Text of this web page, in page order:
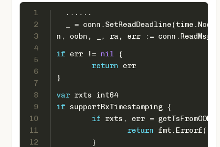
1
2
3
4
5
6
7
8
9
10
11
12
  ......
_ =
n, oobn, _, ra, err :=
if err != nil {
return err
}
var rxts int64
if supportRxTimestamping {
if rxts, err =
return fmt.Errorf(
	}